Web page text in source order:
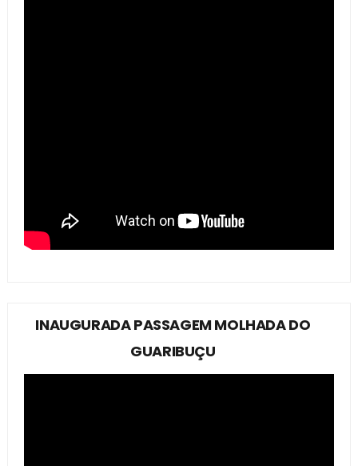
INAUGURADA PASSAGEM MOLHADA DO
GUARIBUÇU